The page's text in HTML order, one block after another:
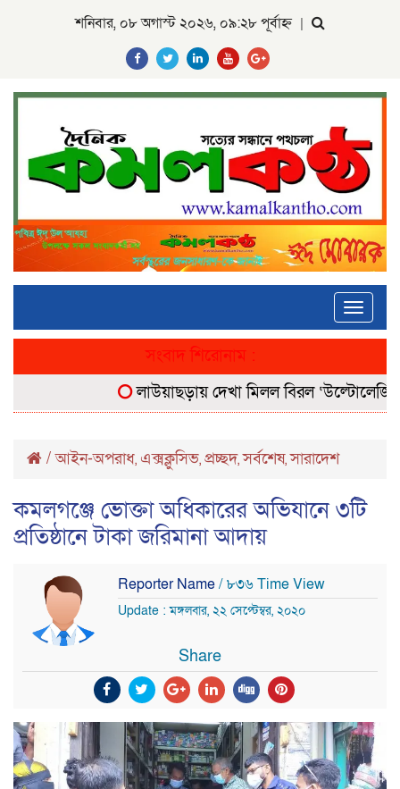
শনিবার, ০৮ অগাস্ট ২০২৬, ০৯:২৮ পূর্বাহ্ন |
Toggle
সংবাদ শিরোনাম :
লাউয়াছড়ায় দেখা মিলল বিরল ‘উল্টোলেজি’
/আইন-অপরাধ, এক্সক্লুসিভ, প্রচ্ছদ,সর্বশেষ,সারাদেশ
কমলগঞ্জে ভোক্তা অধিকারের অভিযানে ৩টি
প্রতিষ্ঠানে টাকা জরিমানা আদায়
Reporter Name/ ৮৩৬ Time View
Update : মঙ্গলবার, ২২ সেপ্টেম্বর, ২০২০
Share